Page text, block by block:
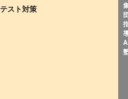
テスト対策
A